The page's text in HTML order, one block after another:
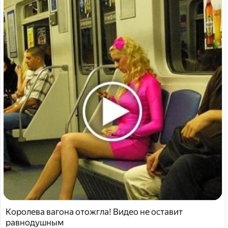
Королева вагона отожгла! Видео не оставит
равнодушным